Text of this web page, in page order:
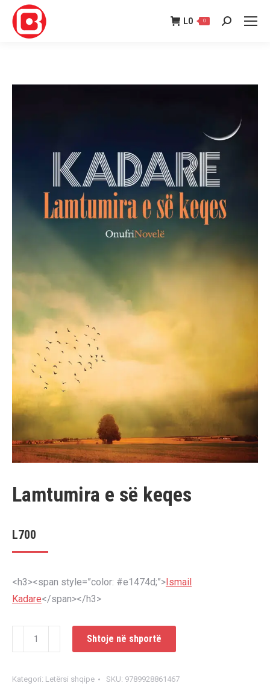
L0 0 Search:
Lamtumira e së keqes
L700
<h3><span style=”color: #e1474d;”> Ismail
Kadare</span></h3>
Lamtumira
Shtoje në shportë
Kategori: Letërsi shqipe SKU: 9789928861467